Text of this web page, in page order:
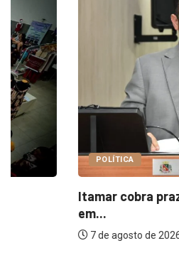
POLÍTICA
Itamar cobra prazo para
7 de agosto de 2026